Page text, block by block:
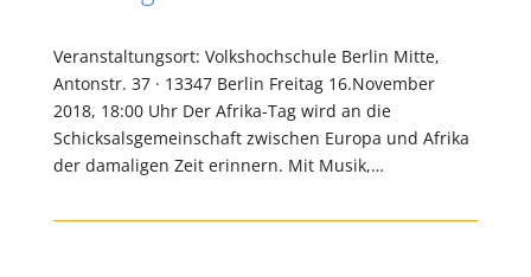
Veranstaltungsort: Volkshochschule Berlin Mitte,
Antonstr. 37 · 13347 Berlin Freitag 16.November
2018, 18:00 Uhr Der Afrika-Tag wird an die
Schicksalsgemeinschaft zwischen Europa und Afrika
der damaligen Zeit erinnern. Mit Musik,…